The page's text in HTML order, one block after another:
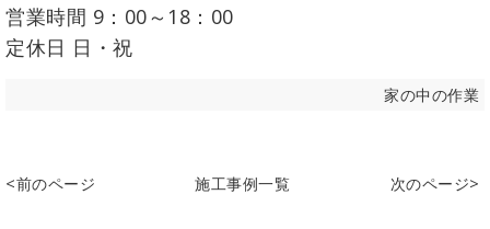
営業時間 9：00～18：00
定休日 日・祝
家の中の作業
<前のページ 施工事例一覧 次のページ>